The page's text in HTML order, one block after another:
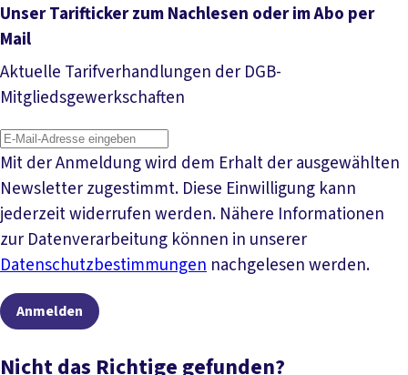
Unser Tarifticker zum Nachlesen oder im Abo per
Mail
Aktuelle Tarifverhandlungen der DGB-
Mitgliedsgewerkschaften
Mit der Anmeldung wird dem Erhalt der ausgewählten
Newsletter zugestimmt. Diese Einwilligung kann
jederzeit widerrufen werden. Nähere Informationen
zur Datenverarbeitung können in unserer
Datenschutzbestimmungen nachgelesen werden.
Anmelden
Nicht das Richtige gefunden?